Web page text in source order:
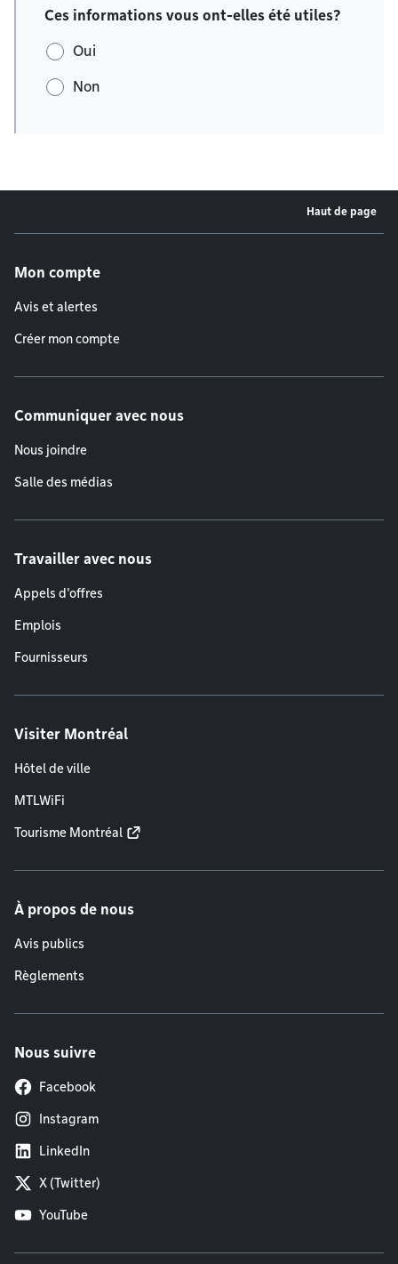
Ces informations vous ont-elles été utiles?
Oui
Non
Haut de page
Mon compte
Avis et alertes
Créer mon compte
Communiquer avec nous
Nous joindre
Salle des médias
Travailler avec nous
Appels d'offres
Emplois
Fournisseurs
Visiter Montréal
Hôtel de ville
MTLWiFi
Tourisme Montréal
À propos de nous
Avis publics
Règlements
Nous suivre
Facebook
Instagram
LinkedIn
X (Twitter)
YouTube